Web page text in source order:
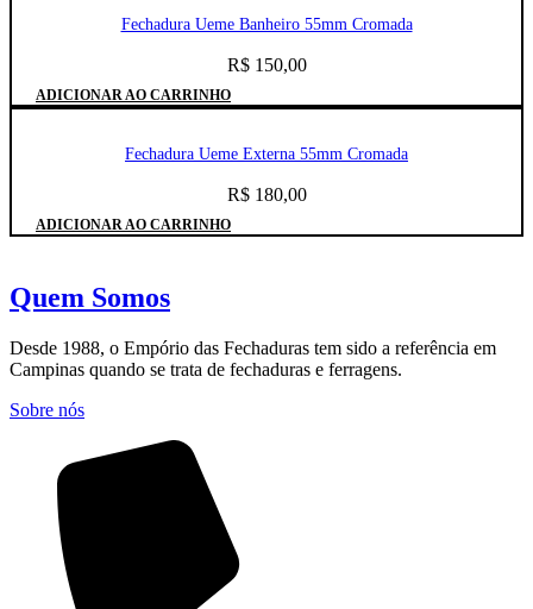
Fechadura Ueme Banheiro 55mm Cromada
R$150,00
ADICIONAR AO CARRINHO
Fechadura Ueme Externa 55mm Cromada
R$180,00
ADICIONAR AO CARRINHO
Quem Somos
Desde 1988, o Empório das Fechaduras tem sido a referência em
Campinas quando se trata de fechaduras e ferragens.
Sobre nós